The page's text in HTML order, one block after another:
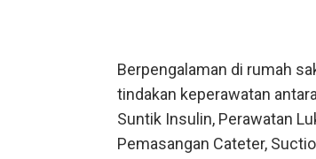
Berpengalaman di rumah
tindakan keperawatan
Suntik Insulin, Perawatan
Pemasangan Cateter,